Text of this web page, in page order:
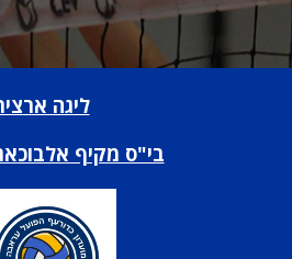
ליגה
בי"ס מקיף